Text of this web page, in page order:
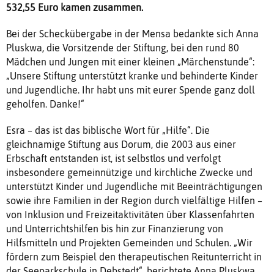
532,55 Euro kamen zusammen.
Bei der Scheckübergabe in der Mensa bedankte sich Anna
Pluskwa, die Vorsitzende der Stiftung, bei den rund 80
Mädchen und Jungen mit einer kleinen „Märchenstunde“:
„Unsere Stiftung unterstützt kranke und behinderte Kinder
und Jugendliche. Ihr habt uns mit eurer Spende ganz doll
geholfen. Danke!“
Esra – das ist das biblische Wort für „Hilfe“. Die
gleichnamige Stiftung aus Dorum, die 2003 aus einer
Erbschaft entstanden ist, ist selbstlos und verfolgt
insbesondere gemeinnützige und kirchliche Zwecke und
unterstützt Kinder und Jugendliche mit Beeinträchtigungen
sowie ihre Familien in der Region durch vielfältige Hilfen –
von Inklusion und Freizeitaktivitäten über Klassenfahrten
und Unterrichtshilfen bis hin zur Finanzierung von
Hilfsmitteln und Projekten Gemeinden und Schulen. „Wir
fördern zum Beispiel den therapeutischen Reitunterricht in